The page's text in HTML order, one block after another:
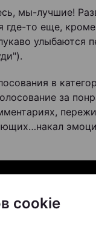
мы-лучшие!
где-то еще,
улыбаются
в
за
cookie